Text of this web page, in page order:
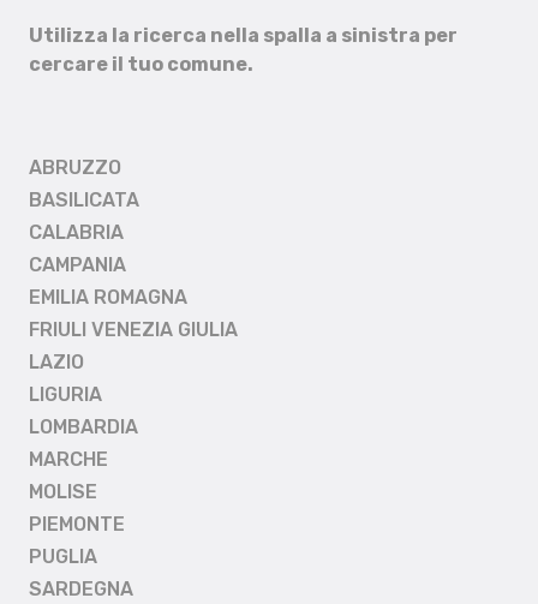
Utilizza la ricerca nella spalla a sinistra per
cercare il tuo comune.
ABRUZZO
BASILICATA
CALABRIA
CAMPANIA
EMILIA ROMAGNA
FRIULI VENEZIA GIULIA
LAZIO
LIGURIA
LOMBARDIA
MARCHE
MOLISE
PIEMONTE
PUGLIA
SARDEGNA